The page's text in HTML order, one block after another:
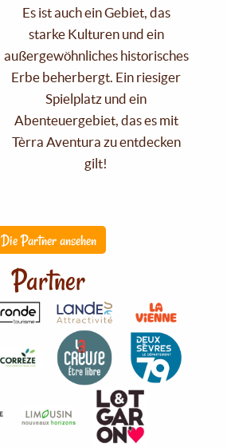
Es ist auch ein Gebiet, das
starke Kulturen und ein
außergewöhnliches historisches
Erbe beherbergt. Ein riesiger
Spielplatz und ein
Abenteuergebiet, das es mit
Tèrra Aventura zu entdecken
gilt!
Die Partner ansehen
Partner